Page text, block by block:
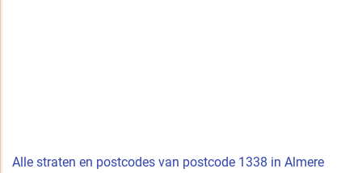
Alle straten en postcodes van postcode 1338 in Almere